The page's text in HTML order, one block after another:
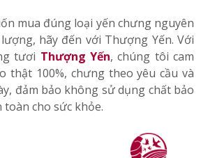
mua đúng loại yến chưng nguyên
hãy đến với Thượng Yến. Với
tươi Thượng Yến, chúng tôi cam
thật 100%, chưng theo yêu cầu và
đảm bảo không sử dụng chất bảo
cho sức khỏe.